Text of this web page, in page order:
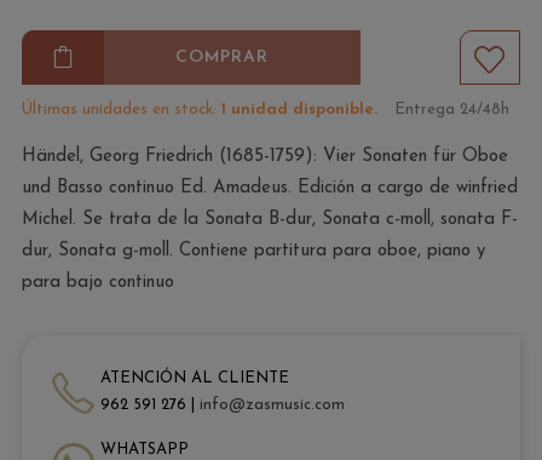
COMPRAR
Últimas unidades en stock: 1 unidad disponible. Entrega 24/48h
Händel, Georg Friedrich (1685-1759): Vier Sonaten für Oboe
und Basso continuo Ed. Amadeus. Edición a cargo de winfried
Michel. Se trata de la Sonata B-dur, Sonata c-moll, sonata F-
dur, Sonata g-moll. Contiene partitura para oboe, piano y
para bajo continuo
ATENCIÓN AL CLIENTE
962 591 276 | info@zasmusic.com
WHATSAPP